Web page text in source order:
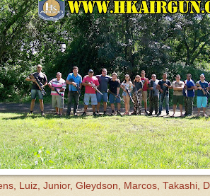
Luiz, Junior, Gleydson, Marcos, Takashi,